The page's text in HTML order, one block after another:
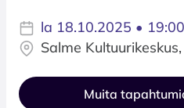
la 18.10.2025 • 19:00
Salme
Muita